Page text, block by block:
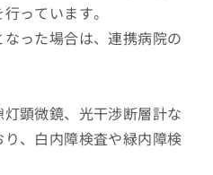
っています。
った場合は、連携病院の
顕微鏡、光干渉断層計な
、白内障検査や緑内障検